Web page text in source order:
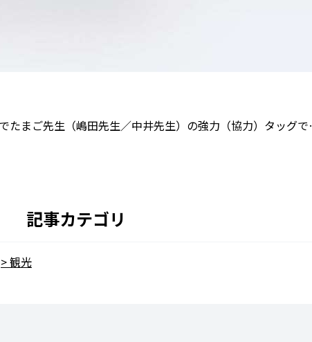
たまご先生（嶋田先生／中井先生）の強力（協力）タッグ
記事カテゴリ
観光